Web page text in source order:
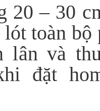
20 – 30
toàn bộ
lân và
đặt